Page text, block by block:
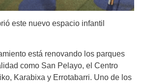
este nuevo espacio infantil
está renovando los parques
como San Pelayo, el Centro
Karabixa y Errotabarri. Uno de los